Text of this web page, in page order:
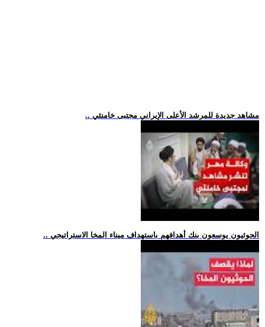
.. مشاهد جديدة للمرشد الأعلى الإيراني مجتبى خامنئي
.. الحوثيون يوسعون بنك أهدافهم باستهداف ميناء المخا الاستراتيجي